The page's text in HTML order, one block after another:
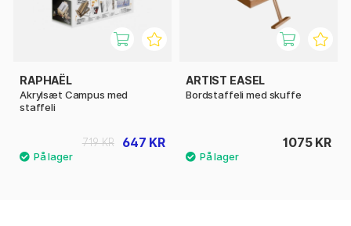
RAPHAËL
Akrylsæt Campus med
staffeli
647 KR
719 KR
ARTIST EASEL
Bordstaffeli med skuffe
1075 KR